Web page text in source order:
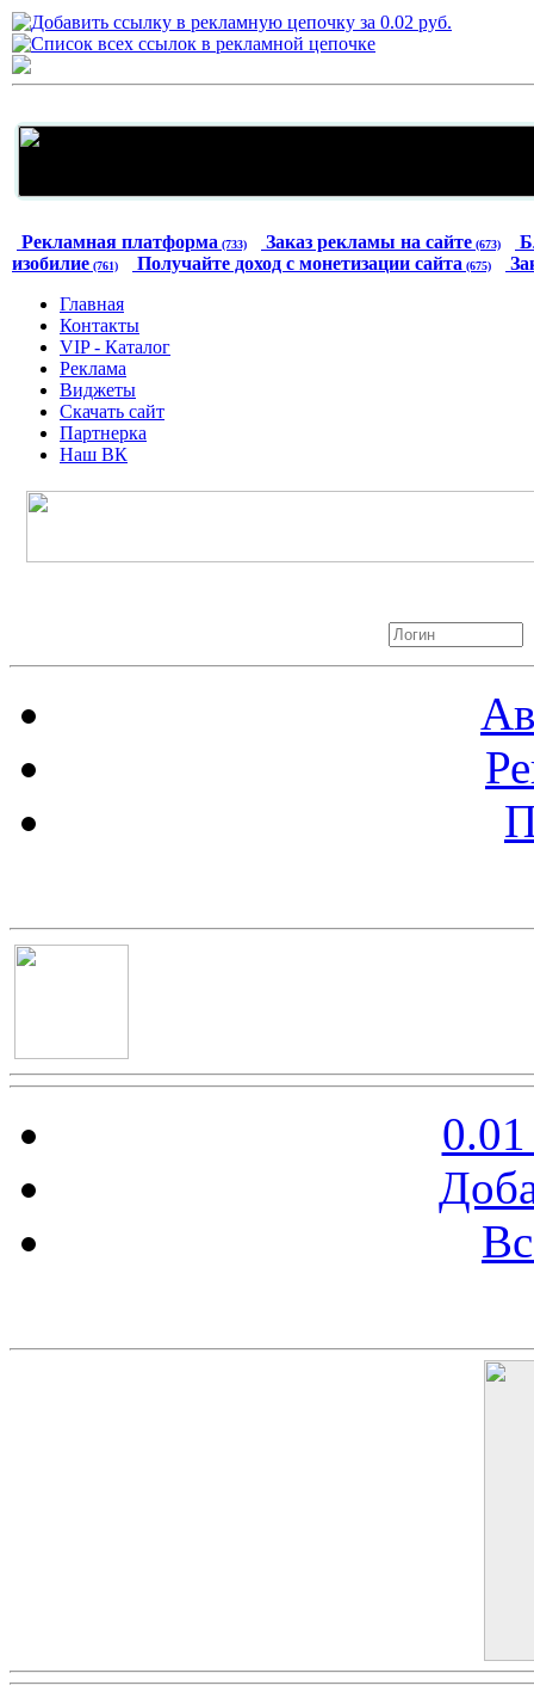
Рекламная платформа (733) Заказ рекламы на сайте (673)
изобилие (761) Получайте доход с монетизации сайта (675)
Главная
Контакты
VIP - Каталог
Реклама
Виджеты
Скачать сайт
Партнерка
Наш ВК